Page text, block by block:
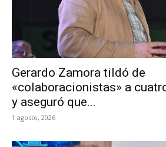
Gerardo Zamora tildó de
«colaboracionistas» a
y aseguró que...
1 agosto, 2026